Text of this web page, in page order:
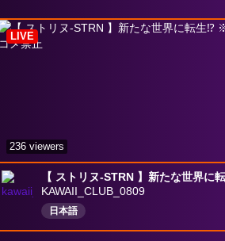
KAWAII_CLUB_0809
日本語
LIVE
236 viewers